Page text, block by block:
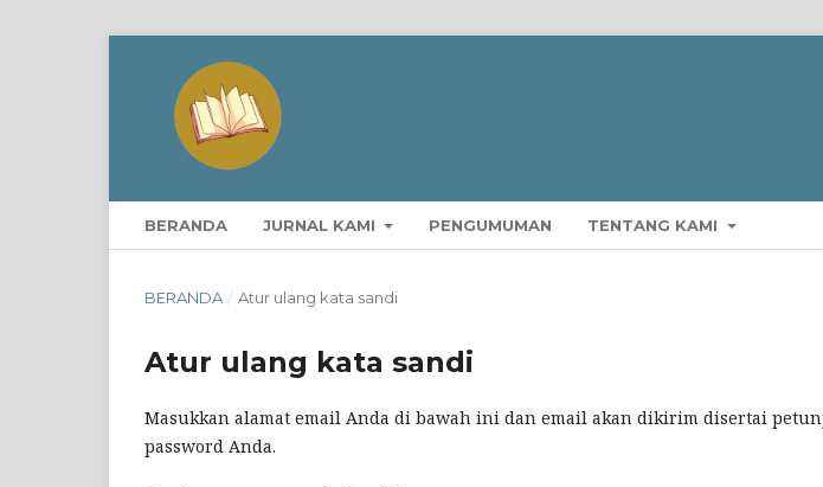
BERANDA JURNAL KAMI PENGUMUMAN TENTANG KAMI
BERANDA / Atur ulang kata sandi
Atur ulang kata sandi
Masukkan alamat email Anda di bawah ini dan email akan dikirim disertai
password Anda.